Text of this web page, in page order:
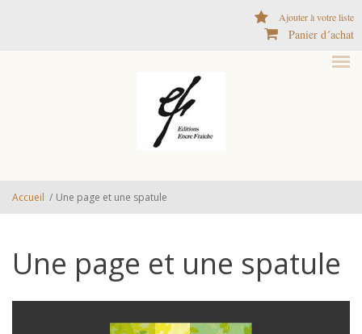
Ajouter à votre liste
Panier d´achat
Accueil / Une page et une spatule
Une page et une spatule